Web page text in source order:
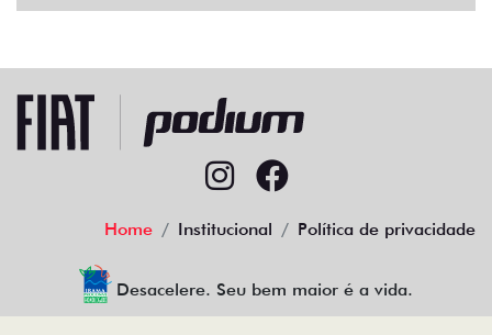
Home Institucional Política de privacidade
Desacelere. Seu bem maior é a vida.